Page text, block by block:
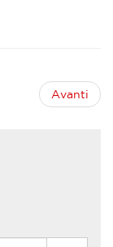
Avanti